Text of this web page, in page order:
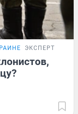
ЭКСПЕРТ